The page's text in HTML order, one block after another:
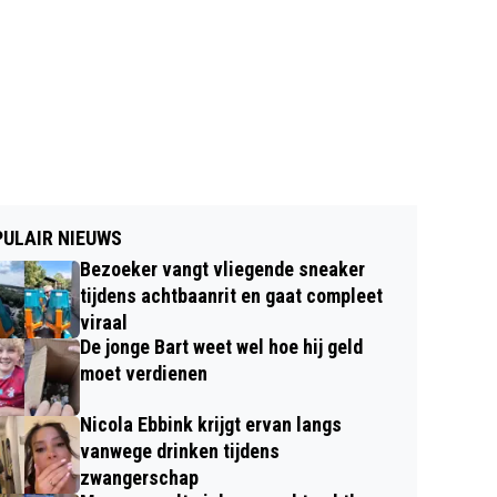
NIEUWS
Bezoeker vangt vliegende sneaker
tijdens achtbaanrit en gaat compleet
viraal
De jonge Bart weet wel hoe hij geld
moet verdienen
Nicola Ebbink krijgt ervan langs
vanwege drinken tijdens
zwangerschap